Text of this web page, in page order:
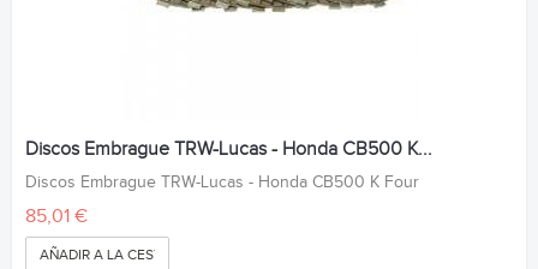
Discos Embrague TRW-Lucas - Honda CB500 K...
Discos Embrague TRW-Lucas - Honda CB500 K Four
85,01 €
AÑADIR A LA CESTA